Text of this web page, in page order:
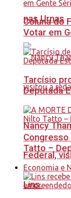
nas Urnas
Nancy
Federal,
Lins.
Coluna do
Votar em
Tarcísio
Deputada
Tatto –
Economia e